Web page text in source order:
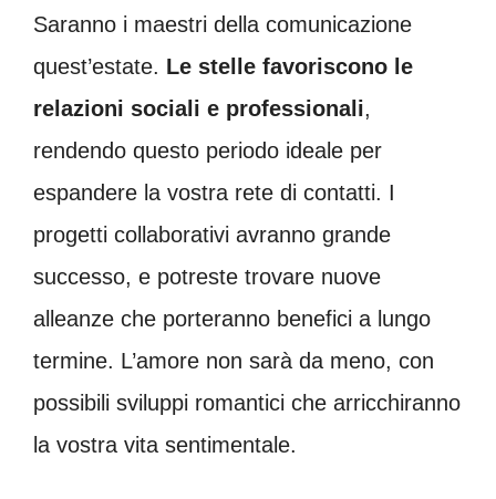
Saranno i maestri della comunicazione
quest’estate. Le stelle favoriscono le
relazioni sociali e professionali,
rendendo questo periodo ideale per
espandere la vostra rete di contatti. I
progetti collaborativi avranno grande
successo, e potreste trovare nuove
alleanze che porteranno benefici a lungo
termine. L’amore non sarà da meno, con
possibili sviluppi romantici che arricchiranno
la vostra vita sentimentale.